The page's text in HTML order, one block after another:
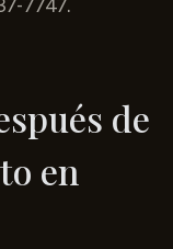
de
en